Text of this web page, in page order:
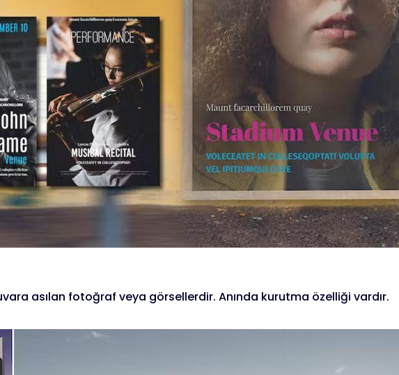
asılan fotoğraf veya görsellerdir. Anında kurutma özelliği vardır.